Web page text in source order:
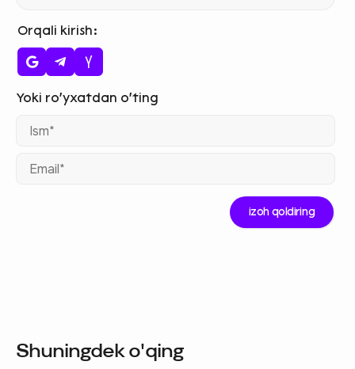
Orqali kirish
Shuningdek o'qing